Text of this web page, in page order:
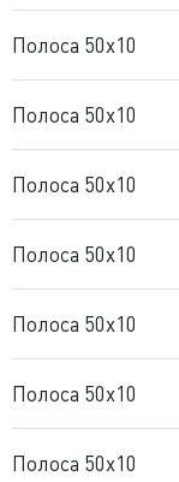
Полоса 50x10
Полоса 50x10
Полоса 50x10
Полоса 50x10
Полоса 50x10
Полоса 50x10
Полоса 50x10